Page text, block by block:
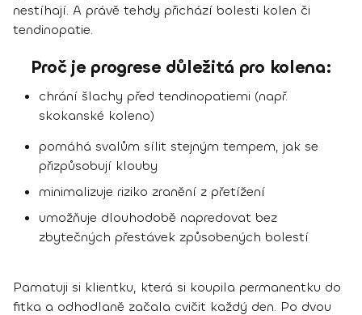
nestíhají. A právě tehdy přichází bolesti kolen či
tendinopatie.
Proč je progrese důležitá pro kolena:
chrání šlachy před tendinopatiemi (např.
skokanské koleno)
pomáhá svalům sílit stejným tempem, jak se
přizpůsobují klouby
minimalizuje riziko zranění z přetížení
umožňuje dlouhodobě napredovat bez
zbytečných přestávek způsobených bolestí
Pamatuji si klientku, která si koupila permanentku do
fitka a odhodlaně začala cvičit každý den. Po dvou